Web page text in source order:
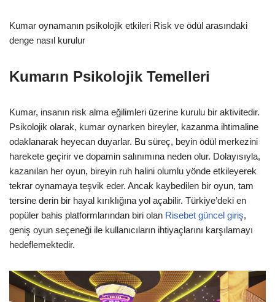
Kumar oynamanın psikolojik etkileri Risk ve ödül arasındaki
denge nasıl kurulur
Kumarın Psikolojik Temelleri
Kumar, insanın risk alma eğilimleri üzerine kurulu bir aktivitedir.
Psikolojik olarak, kumar oynarken bireyler, kazanma ihtimaline
odaklanarak heyecan duyarlar. Bu süreç, beyin ödül merkezini
harekete geçirir ve dopamin salınımına neden olur. Dolayısıyla,
kazanılan her oyun, bireyin ruh halini olumlu yönde etkileyerek
tekrar oynamaya teşvik eder. Ancak kaybedilen bir oyun, tam
tersine derin bir hayal kırıklığına yol açabilir. Türkiye’deki en
popüler bahis platformlarından biri olan Risebet güncel giriş,
geniş oyun seçeneği ile kullanıcıların ihtiyaçlarını karşılamayı
hedeflemektedir.